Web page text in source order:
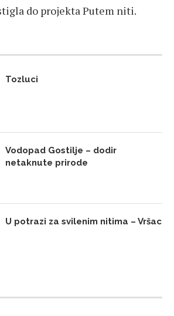
do projekta Putem niti.
Tozluci
Vodopad Gostilje – dodir
netaknute prirode
U potrazi za svilenim nitima – Vršac